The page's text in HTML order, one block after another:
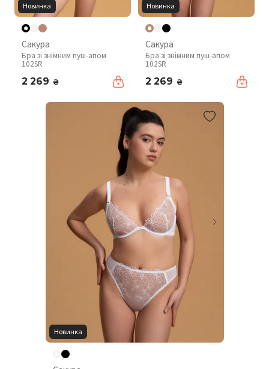
Новинка
Сакура
Бра зі знімним пуш-апом
102SR
2 269 ₴
Новинка
Сакура
Бра зі знімним пуш-апом
102SR
2 269 ₴
Новинка